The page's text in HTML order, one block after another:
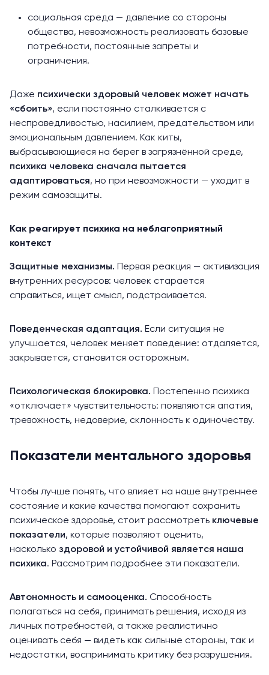
социальная среда — давление со стороны
общества, невозможность реализовать базовые
потребности, постоянные запреты и
ограничения.
Даже психически здоровый человек может начать
«сбоить», если постоянно сталкивается с
несправедливостью, насилием, предательством или
эмоциональным давлением. Как киты,
выбрасывающиеся на берег в загрязнённой среде,
психика человека сначала пытается
адаптироваться, но при невозможности — уходит в
режим самозащиты.
Как реагирует психика на неблагоприятный
контекст
Защитные механизмы.
Первая реакция — активизация
внутренних ресурсов: человек старается
справиться, ищет смысл, подстраивается.
Поведенческая адаптация. Если ситуация не
улучшается, человек меняет поведение: отдаляется,
закрывается, становится осторожным.
Психологическая блокировка.
Постепенно психика
«отключает» чувствительность: появляются апатия,
тревожность, недоверие, склонность к одиночеству.
Показатели ментального здоровья
Чтобы лучше понять, что влияет на наше внутреннее
состояние и какие качества помогают сохранить
психическое здоровье, стоит рассмотреть ключевые
показатели, которые позволяют оценить,
насколько здоровой и устойчивой является наша
психика. Рассмотрим подробнее эти показатели.
Автономность и самооценка. Способность
полагаться на себя, принимать решения, исходя из
личных потребностей, а также реалистично
оценивать себя — видеть как сильные стороны, так и
недостатки, воспринимать критику без разрушения.